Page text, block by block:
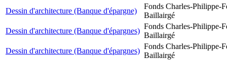
Dessin d'architecture (Banque d'épargne)
Fonds Charles-Philippe-
Baillairgé
Dessin d'architecture (Banque d'épargnes)
Fonds Charles-Philippe-
Baillairgé
Dessin d'architecture (Banque d'épargnes)
Fonds Charles-Philippe-
Baillairgé